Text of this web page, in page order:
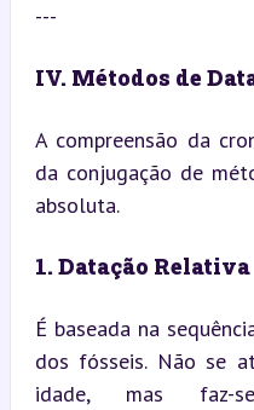
---
IV. Métodos de
A compreensão da
da conjugação de
absoluta.
1. Datação Relativa
É baseada na
dos fósseis. Não se
idade, mas faz-